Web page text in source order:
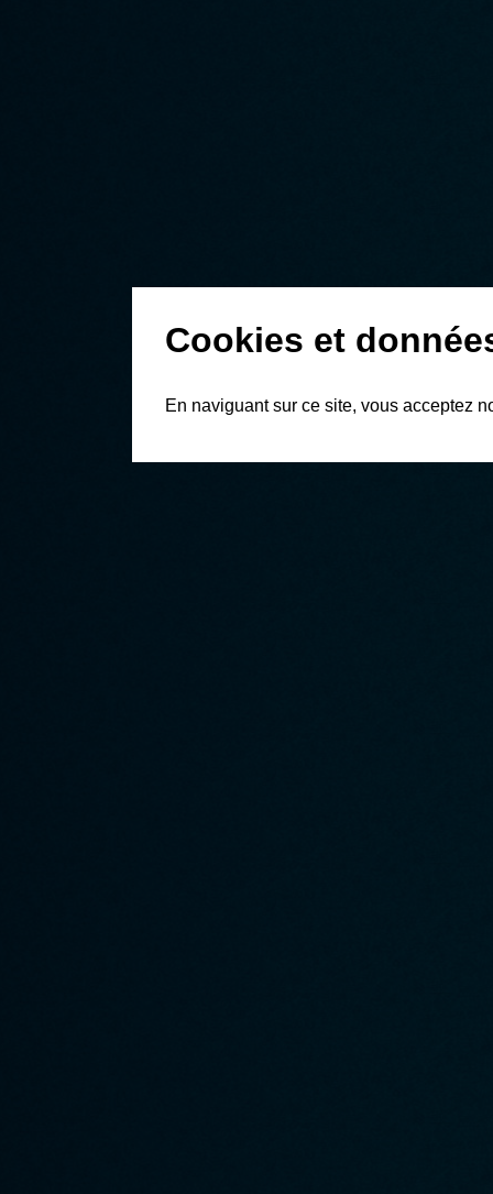
Cookies et
En naviguant sur ce site, vous acceptez